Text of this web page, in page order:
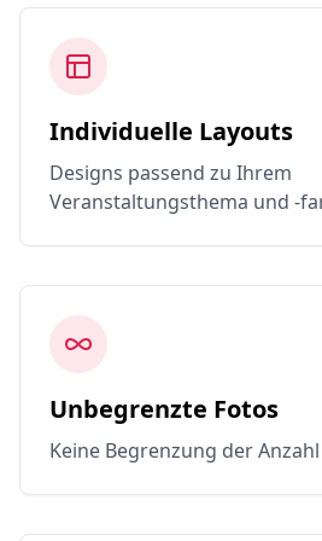
Individuelle Layouts
Designs passend zu Ihrem
Veranstaltungsthema und -
Unbegrenzte Fotos
Keine Begrenzung der